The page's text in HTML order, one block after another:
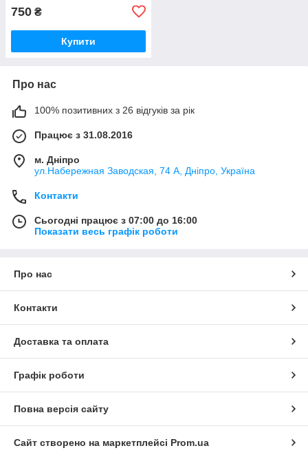
750 ₴
Купити
Про нас
100% позитивних з 26 відгуків за рік
Працює з 31.08.2016
м. Дніпро
ул.Набережная Заводская, 74 А, Дніпро, Україна
Контакти
Сьогодні працює з 07:00 до 16:00
Показати весь графік роботи
Про нас
Контакти
Доставка та оплата
Графік роботи
Повна версія сайту
Сайт створено на маркетплейсі Prom.ua